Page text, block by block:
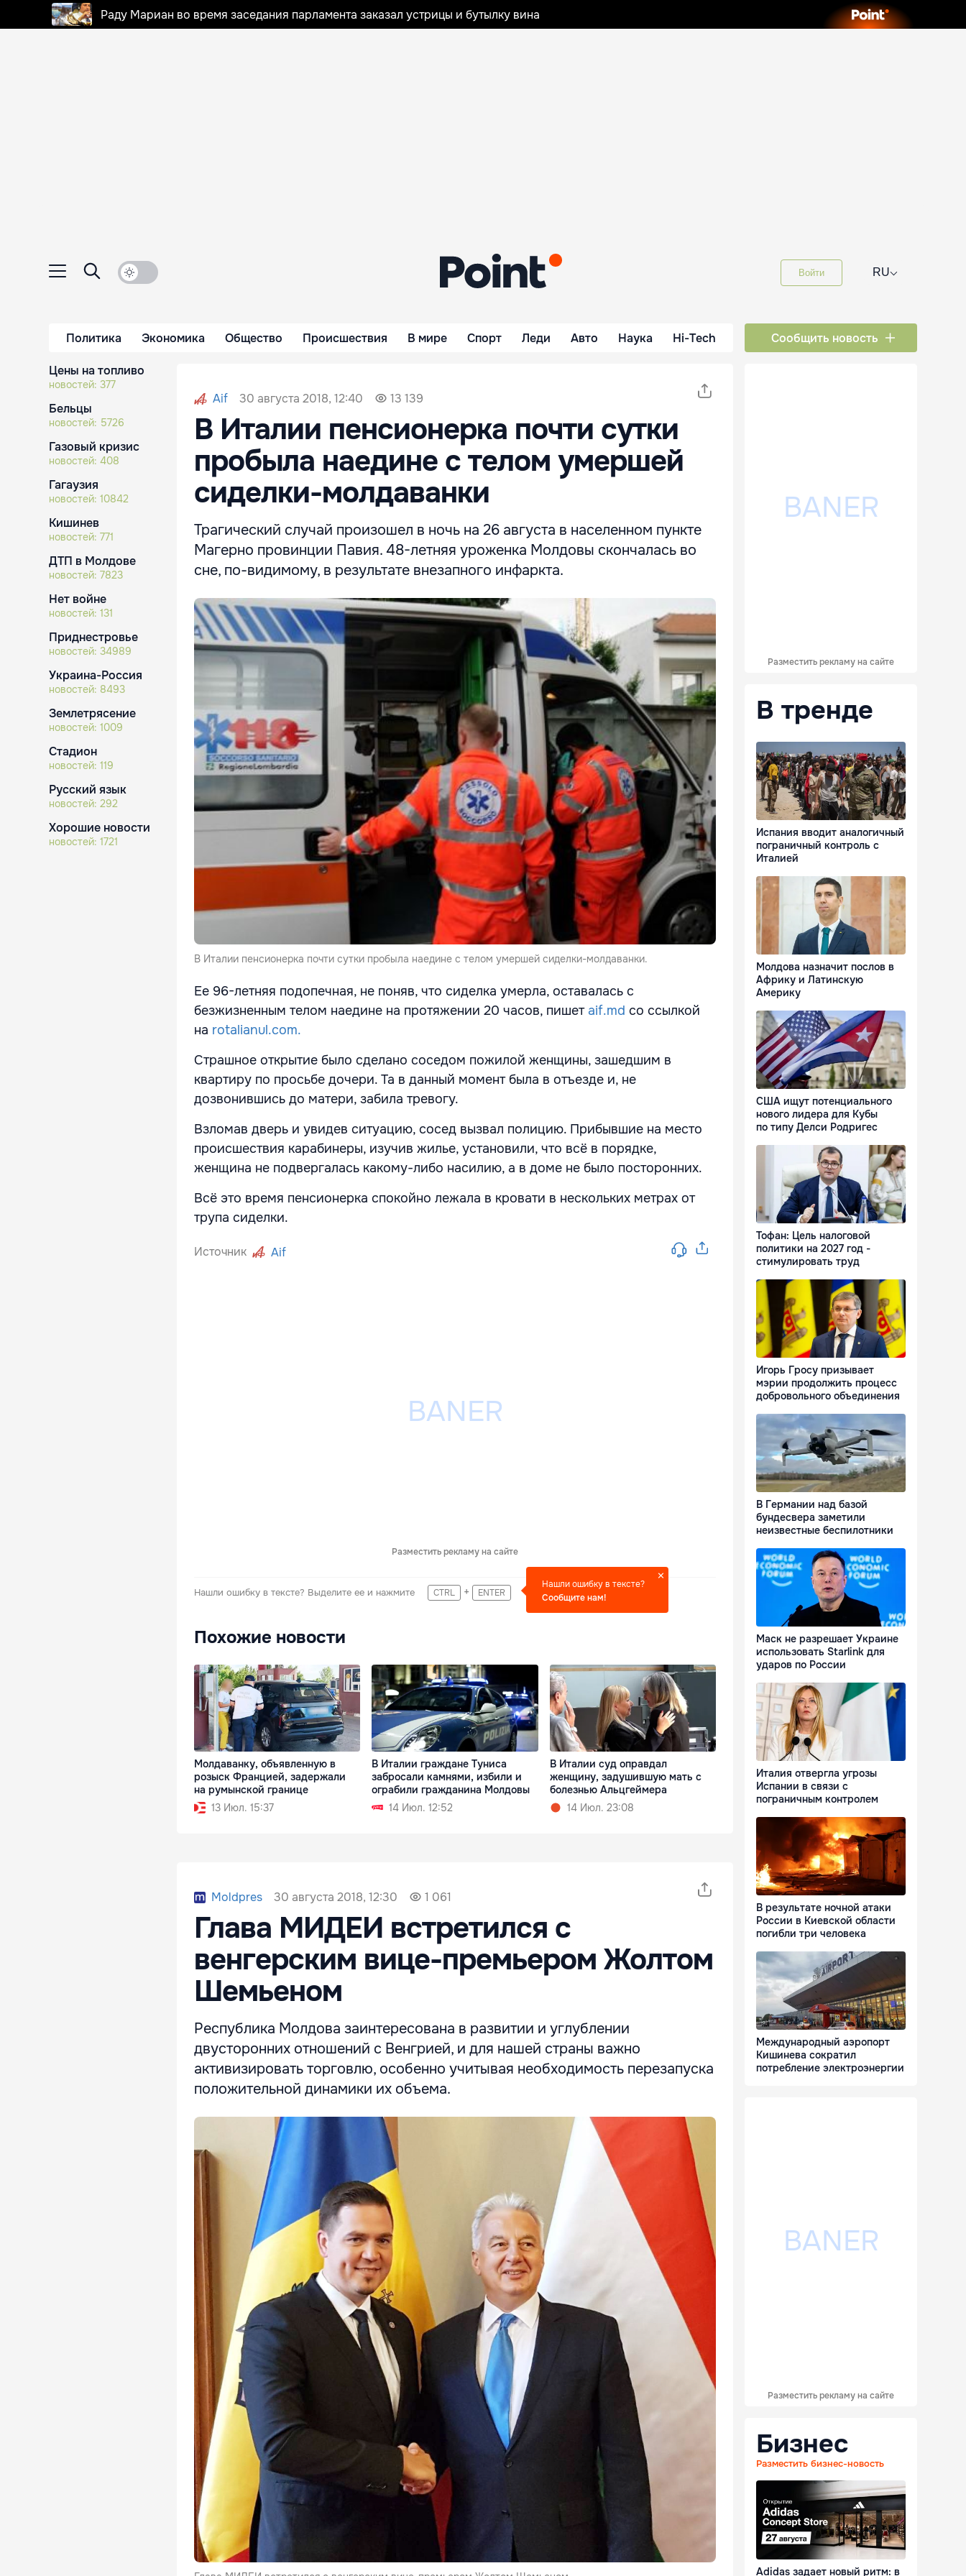
Раду Мариан во время заседания парламента заказал устрицы и бутылку вина
Войти RU⌵
Политика Экономика Общество Происшествия В мире Спорт Леди Авто Наука Hi-Tech Сообщить новость
Цены на топливо
новостей: 377
Бельцы
новостей: 5726
Газовый кризис
новостей: 408
Гагаузия
новостей: 10842
Кишинев
новостей: 771
ДТП в Молдове
новостей: 7823
Нет войне
новостей: 131
Приднестровье
новостей: 34989
Украина-Россия
новостей: 8493
Землетрясение
новостей: 1009
Стадион
новостей: 119
Русский язык
новостей: 292
Хорошие новости
новостей: 1721
Aif 30 августа 2018, 12:40 13 139
В Италии пенсионерка почти сутки
пробыла наедине с телом умершей
сиделки-молдаванки
Трагический случай произошел в ночь на 26 августа в населенном пункте
Магерно провинции Павия. 48-летняя уроженка Молдовы скончалась во
сне, по-видимому, в результате внезапного инфаркта.
В Италии пенсионерка почти сутки пробыла наедине с телом умершей сиделки-молдаванки.
Ее 96-летняя подопечная, не поняв, что сиделка умерла, оставалась с
безжизненным телом наедине на протяжении 20 часов, пишет aif.md со ссылкой
на rotalianul.com.
Страшное открытие было сделано соседом пожилой женщины, зашедшим в
квартиру по просьбе дочери. Та в данный момент была в отъезде и, не
дозвонившись до матери, забила тревогу.
Взломав дверь и увидев ситуацию, сосед вызвал полицию. Прибывшие на место
происшествия карабинеры, изучив жилье, установили, что всё в порядке,
женщина не подвергалась какому-либо насилию, а в доме не было посторонних.
Всё это время пенсионерка спокойно лежала в кровати в нескольких метрах от
трупа сиделки.
Источник Aif
Разместить рекламу на сайте
Нашли ошибку в тексте? Выделите ее и нажмите CTRL + ENTER
Нашли ошибку в тексте?
Сообщите нам!
Похожие новости
Молдаванку, объявленную в
розыск Францией, задержали
на румынской границе
13 Июл. 15:37
В Италии граждане Туниса
забросали камнями, избили и
ограбили гражданина Молдовы
14 Июл. 12:52
В Италии суд оправдал
женщину, задушившую мать с
болезнью Альцгеймера
14 Июл. 23:08
Moldpres 30 августа 2018, 12:30 1 061
Глава МИДЕИ встретился с
венгерским вице-премьером Жолтом
Шемьеном
Республика Молдова заинтересована в развитии и углублении
двусторонних отношений с Венгрией, и для нашей страны важно
активизировать торговлю, особенно учитывая необходимость перезапуска
положительной динамики их объема.
Разместить рекламу на сайте
В тренде
Испания вводит аналогичный
пограничный контроль с
Италией
Молдова назначит послов в
Африку и Латинскую
Америку
США ищут потенциального
нового лидера для Кубы
по типу Делси Родригес
Тофан: Цель налоговой
политики на 2027 год -
стимулировать труд
Игорь Гросу призывает
мэрии продолжить процесс
добровольного объединения
В Германии над базой
бундесвера заметили
неизвестные беспилотники
Маск не разрешает Украине
использовать Starlink для
ударов по России
Италия отвергла угрозы
Испании в связи с
пограничным контролем
В результате ночной атаки
России в Киевской области
погибли три человека
Международный аэропорт
Кишинева сократил
потребление электроэнергии
Разместить рекламу на сайте
Бизнес
Разместить бизнес-новость
Adidas задает новый ритм: в